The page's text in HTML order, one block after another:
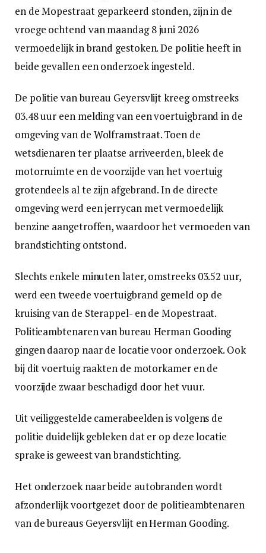
en de Mopestraat geparkeerd stonden, zijn in de
vroege ochtend van maandag 8 juni 2026
vermoedelijk in brand gestoken. De politie heeft in
beide gevallen een onderzoek ingesteld.
De politie van bureau Geyersvlijt kreeg omstreeks
03.48 uur een melding van een voertuigbrand in de
omgeving van de Wolframstraat. Toen de
wetsdienaren ter plaatse arriveerden, bleek de
motorruimte en de voorzijde van het voertuig
grotendeels al te zijn afgebrand. In de directe
omgeving werd een jerrycan met vermoedelijk
benzine aangetroffen, waardoor het vermoeden van
brandstichting ontstond.
Slechts enkele minuten later, omstreeks 03.52 uur,
werd een tweede voertuigbrand gemeld op de
kruising van de Sterappel- en de Mopestraat.
Politieambtenaren van bureau Herman Gooding
gingen daarop naar de locatie voor onderzoek. Ook
bij dit voertuig raakten de motorkamer en de
voorzijde zwaar beschadigd door het vuur.
Uit veiliggestelde camerabeelden is volgens de
politie duidelijk gebleken dat er op deze locatie
sprake is geweest van brandstichting.
Het onderzoek naar beide autobranden wordt
afzonderlijk voortgezet door de politieambtenaren
van de bureaus Geyersvlijt en Herman Gooding.